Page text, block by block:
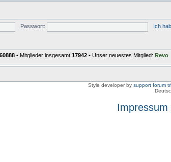
Passwort: Ich
60888 • Mitglieder insgesamt 17942 • Unser neuestes Mitglied: Revo
Style developer by support forum
Impressum